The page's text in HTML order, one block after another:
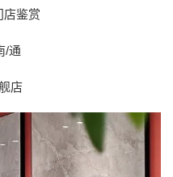
店鉴赏
/通
店